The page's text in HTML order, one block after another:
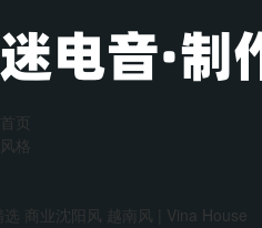
首页
风格
商业沈阳风 越南风 | Vina House